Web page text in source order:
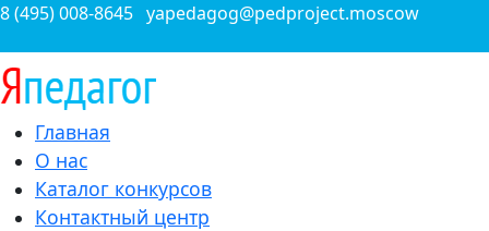
Перейти
содержимому
8 (495) 008-8645 yapedagog@pedproject.moscow
ЯПедагог.рф
Всероссийские конкурсы для педагогов
Главная
О нас
Каталог конкурсов
Контактный центр